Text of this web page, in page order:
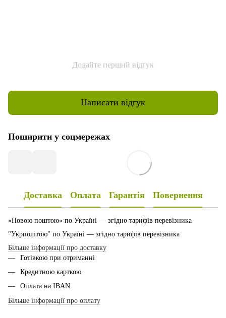
Додайте перший відгук
Написати відгук
Поширити у соцмережах
Доставка Оплата Гарантія Повернення
«Новою поштою» по Україні — згідно тарифів перевізника
"Укрпоштою" по Україні — згідно тарифів перевізника
Більше інформації про доставку
Готівкою при отриманні
Кредитною карткою
Оплата на IBAN
Більше інформації про оплату